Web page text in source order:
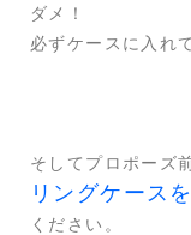
ダメ！
必ずケースに入れ
そしてプロポーズ
リングケース
ください。